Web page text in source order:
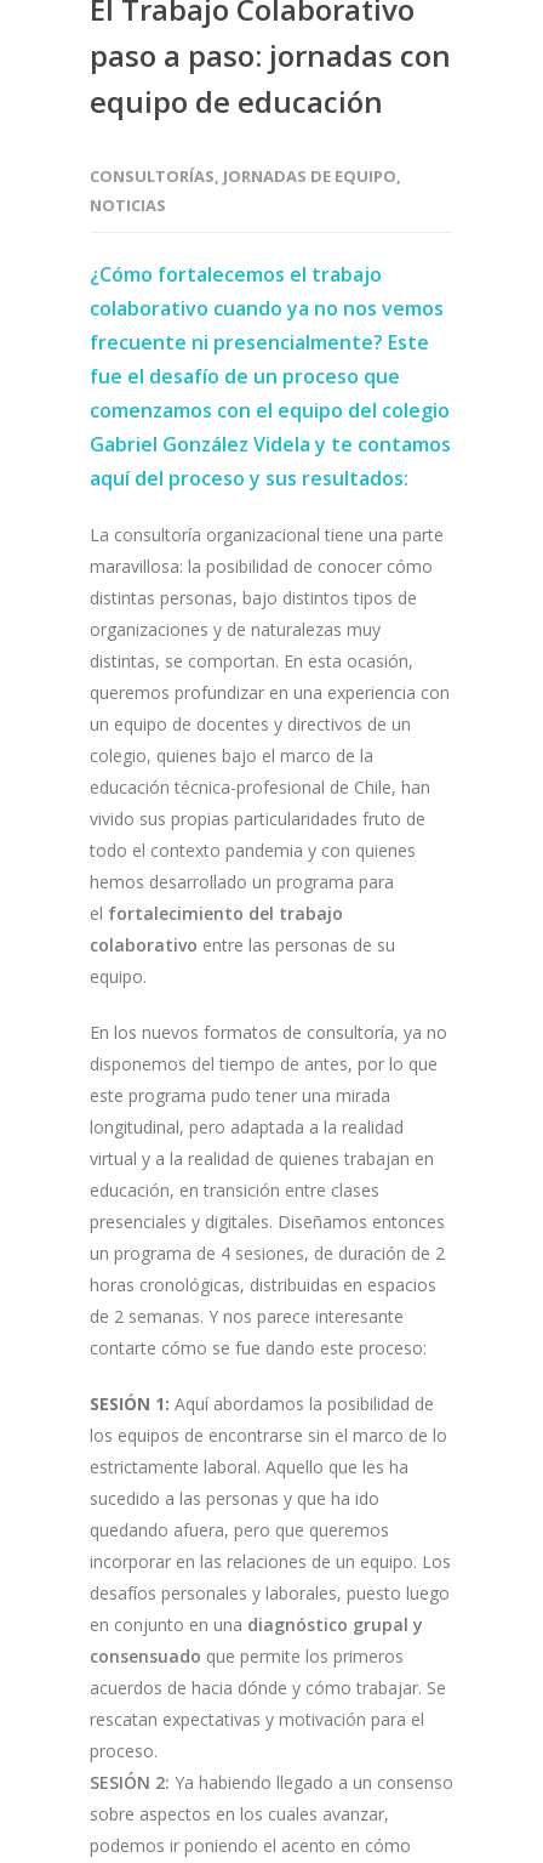
El Trabajo Colaborativo
paso a paso: jornadas con
equipo de educación
CONSULTORÍAS, JORNADAS DE EQUIPO,
NOTICIAS
¿Cómo fortalecemos el trabajo
colaborativo cuando ya no nos vemos
frecuente ni presencialmente? Este
fue el desafío de un proceso que
comenzamos con el equipo del colegio
Gabriel González Videla y te contamos
aquí del proceso y sus resultados:
La consultoría organizacional tiene una parte
maravillosa: la posibilidad de conocer cómo
distintas personas, bajo distintos tipos de
organizaciones y de naturalezas muy
distintas, se comportan. En esta ocasión,
queremos profundizar en una experiencia con
un equipo de docentes y directivos de un
colegio, quienes bajo el marco de la
educación técnica-profesional de Chile, han
vivido sus propias particularidades fruto de
todo el contexto pandemia y con quienes
hemos desarrollado un programa para
el fortalecimiento del trabajo
colaborativo entre las personas de su
equipo.
En los nuevos formatos de consultoría, ya no
disponemos del tiempo de antes, por lo que
este programa pudo tener una mirada
longitudinal, pero adaptada a la realidad
virtual y a la realidad de quienes trabajan en
educación, en transición entre clases
presenciales y digitales. Diseñamos entonces
un programa de 4 sesiones, de duración de 2
horas cronológicas, distribuidas en espacios
de 2 semanas. Y nos parece interesante
contarte cómo se fue dando este proceso:
SESIÓN 1: Aquí abordamos la posibilidad de
los equipos de encontrarse sin el marco de lo
estrictamente laboral. Aquello que les ha
sucedido a las personas y que ha ido
quedando afuera, pero que queremos
incorporar en las relaciones de un equipo. Los
desafíos personales y laborales, puesto luego
en conjunto en una diagnóstico grupal y
consensuado que permite los primeros
acuerdos de hacia dónde y cómo trabajar. Se
rescatan expectativas y motivación para el
proceso.
SESIÓN 2: Ya habiendo llegado a un consenso
sobre aspectos en los cuales avanzar,
podemos ir poniendo el acento en cómo